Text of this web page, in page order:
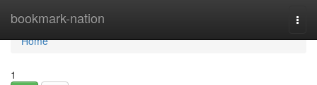
bookmark-nation
Home
Home
1